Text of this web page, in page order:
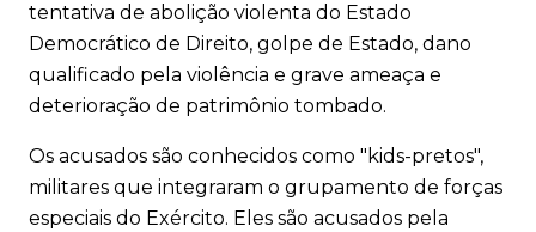
tentativa de abolição violenta do Estado
Democrático de Direito, golpe de Estado, dano
qualificado pela violência e grave ameaça e
deterioração de patrimônio tombado.
Os acusados são conhecidos como "kids-pretos",
militares que integraram o grupamento de forças
especiais do Exército. Eles são acusados pela